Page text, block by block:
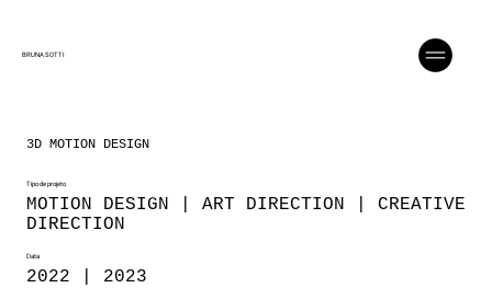
BRUNA SOTTI
3D MOTION DESIGN
Tipo de projeto
MOTION DESIGN | ART DIRECTION | CREATIVE
DIRECTION
Data
2022 | 2023